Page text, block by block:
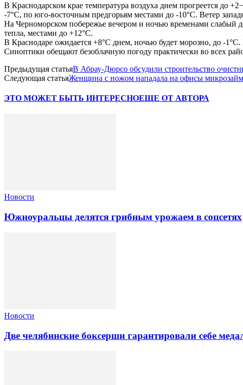
В Краснодарском крае температура воздуха днем прогреется до
-7°С, по юго-восточным предгорьям местами до -10°С. Ветер
На Черноморском побережье вечером и ночью временами слабый
тепла, местами до +12°С.
В Краснодаре ожидается +8°С днем, ночью будет морозно, до -
Синоптики обещают безоблачную погоду практически во всех
Предыдущая статьяВ Абрау-Дюрсо обсудили строительство
Следующая статьяЖенщина с ножом нападала на офисы
ЭТО МОЖЕТ БЫТЬ ИНТЕРЕСНОЕЩЕ ОТ АВТОРА
Новости
Южноуральцы делятся грибным урожаем в соцсетях
Новости
Две челябинские боксерши гарантировали себе